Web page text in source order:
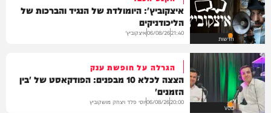
חדשות
איצקוביץ': היומולדת של הנגיד והברכות של
הליכודניקים
21:40
06/08/26איצקוביץ'
VOD
הגרלה על חופשת ענק
הצצה לכלא 10 מבפנים: הפודקאסט של 'בין
הזמנים'
20:00
06/08/26יוסי פלד ויצחק מושקוביץ